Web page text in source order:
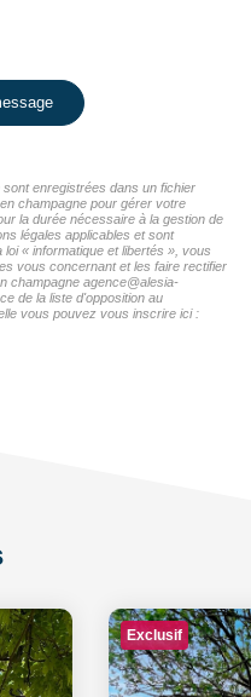
enregistrées dans un fichier
champagne pour gérer votre
la durée nécessaire à la gestion de
légales applicables et sont
« informatique et libertés », vous
vous concernant et les faire rectifier
champagne agence@alesia-
de la liste d'opposition au
vous pouvez vous inscrire ici :
Exclusif